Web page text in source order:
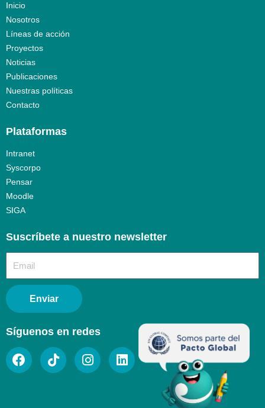
Inicio
Nosotros
Líneas de acción
Proyectos
Noticias
Publicaciones
Nuestras políticas
Contacto
Plataformas
Intranet
Syscorpo
Pensar
Moodle
SIGA
Suscríbete a nuestro newsletter​
Enviar
Síguenos en redes